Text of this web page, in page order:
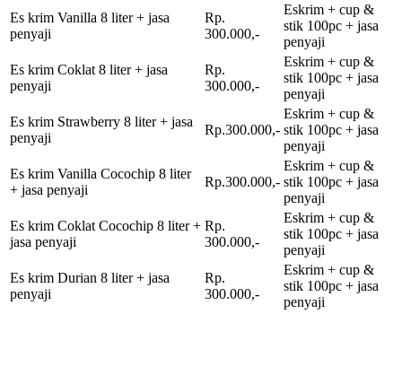
Es krim Vanilla 8 liter + jasa
penyaji
Rp.
300.000,-
Eskrim + cup &
stik 100pc + jasa
penyaji
Es krim Coklat 8 liter + jasa
penyaji
Rp.
300.000,-
Eskrim + cup &
stik 100pc + jasa
penyaji
Es krim Strawberry 8 liter + jasa
penyaji
Rp.300.000,-
Eskrim + cup &
stik 100pc + jasa
penyaji
Es krim Vanilla Cocochip 8 liter
+ jasa penyaji
Rp.300.000,-
Eskrim + cup &
stik 100pc + jasa
penyaji
Es krim Coklat Cocochip 8 liter +
jasa penyaji
Rp.
300.000,-
Eskrim + cup &
stik 100pc + jasa
penyaji
Es krim Durian 8 liter + jasa
penyaji
Rp.
300.000,-
Eskrim + cup &
stik 100pc + jasa
penyaji